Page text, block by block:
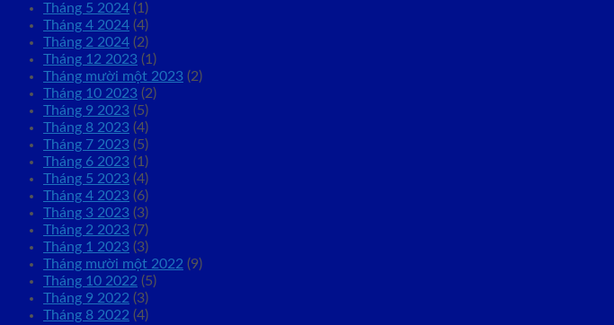
Tháng 5 2024 (1)
Tháng 4 2024 (4)
Tháng 2 2024 (2)
Tháng 12 2023 (1)
Tháng mười một 2023 (2)
Tháng 10 2023 (2)
Tháng 9 2023 (5)
Tháng 8 2023 (4)
Tháng 7 2023 (5)
Tháng 6 2023 (1)
Tháng 5 2023 (4)
Tháng 4 2023 (6)
Tháng 3 2023 (3)
Tháng 2 2023 (7)
Tháng 1 2023 (3)
Tháng mười một 2022 (9)
Tháng 10 2022 (5)
Tháng 9 2022 (3)
Tháng 8 2022 (4)